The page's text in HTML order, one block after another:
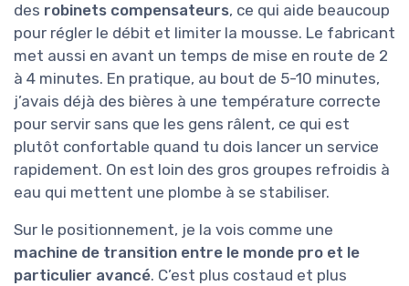
des robinets compensateurs, ce qui aide beaucoup
pour régler le débit et limiter la mousse. Le fabricant
met aussi en avant un temps de mise en route de 2
à 4 minutes. En pratique, au bout de 5-10 minutes,
j’avais déjà des bières à une température correcte
pour servir sans que les gens râlent, ce qui est
plutôt confortable quand tu dois lancer un service
rapidement. On est loin des gros groupes refroidis à
eau qui mettent une plombe à se stabiliser.
Sur le positionnement, je la vois comme une
machine de transition entre le monde pro et le
particulier avancé. C’est plus costaud et plus